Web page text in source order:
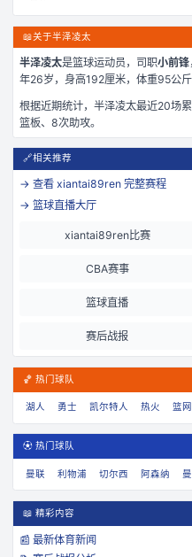
📖关于半泽凌太
半泽凌太是篮球运动员，司职小前锋
年26岁 ，身高192厘米，体重95公斤
根据近期统计， 半泽凌太最近20场
篮板、 8次助攻。
🔗相关推荐
→ 查看 xiantai89ren 完整赛程
→ 篮球直播大厅
xiantai89ren比赛
CBA赛事
篮球直播
赛后战报
🏀 热门球队
湖人 勇士 凯尔特人 热火 篮网
⚽ 热门球队
曼联 利物浦 切尔西 阿森纳
📖 精彩内容
📰 最新体育新闻